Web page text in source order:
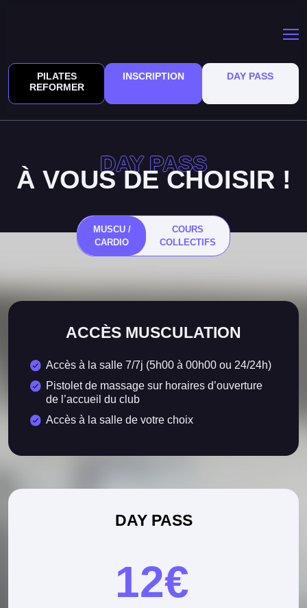
PILATES
REFORMER
INSCRIPTION DAY PASS
DAY PASS
À VOUS DE CHOISIR !
MUSCU /
CARDIO
COURS
COLLECTIFS
ACCÈS MUSCULATION
Accès à la salle 7/7j (5h00 à 00h00 ou 24/24h)
Pistolet de massage sur horaires d’ouverture
de l’accueil du club
Accès à la salle de votre choix
DAY PASS
12€